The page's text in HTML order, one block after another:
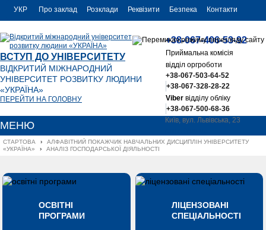
УКР
ENG
Про заклад Розклади Реквізити Безпека Контакти
ВСТУП ДО УНІВЕРСИТЕТУ
ВІДКРИТИЙ МІЖНАРОДНИЙ
УНІВЕРСИТЕТ РОЗВИТКУ ЛЮДИНИ
«УКРАЇНА»
ПЕРЕЙТИ НА ГОЛОВНУ
+38-067-406-53-92
Приймальна комісія
відділ оргроботи
+38-067-503-64-52
+38-067-328-28-22
Viberвідділу обліку
+38-067-500-68-36
Київ, вул. Львівська, 23
МЕНЮ
СТАРТОВА ›
АЛФАВІТНИЙ ПОКАЖЧИК НАВЧАЛЬНИХ ДИСЦИПЛІН УНІВЕРСИТЕТУ
«УКРАЇНА»
› АНАЛІЗ ГОСПОДАРСЬКОЇ ДІЯЛЬНОСТІ
ОСВІТНІ
ПРОГРАМИ
ЛІЦЕНЗОВАНІ
СПЕЦІАЛЬНОСТІ